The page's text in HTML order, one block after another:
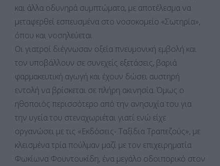
και άλλα οδυνηρά συμπτώματα, με αποτέλεσμα να
μεταφερθεί εσπευσμένα στο νοσοκομείο «Σωτηρία»,
όπου και νοσηλεύεται.
Οι γιατροί διέγνωσαν οξεία πνευμονική εμβολή και
τον υποβάλλουν σε συνεχείς εξετάσεις, βαριά
φαρμακευτική αγωγή και έχουν δώσει αυστηρή
εντολή να βρίσκεται σε πλήρη ακινησία. Όμως ο
ηθοποιός περισσότερο από την ανησυχία του για
την υγεία του στεναχωριέται γιατί ενώ είχε
οργανώσει με τις «Εκδόσεις- Ταξίδια Τραπεζούς», με
κλεισμένα τρία πούλμαν μαζί με τον επιχειρηματία
Φωκίωνα Φουντουκίδη, ένα μεγάλο οδοιπορικό στον